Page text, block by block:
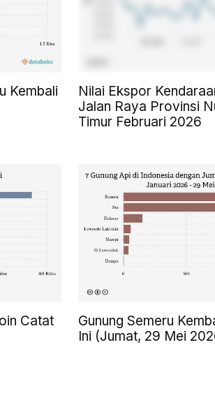
Kembali
Nilai Ekspor
Jalan Raya Provinsi
Timur Februari 2026
Catat
Gunung Semeru
Ini (Jumat, 29 Mei